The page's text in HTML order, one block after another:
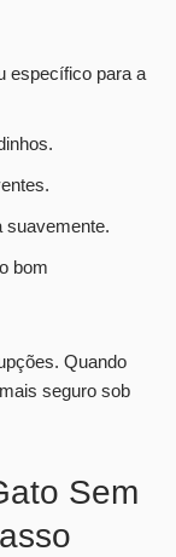
específico para a
suavemente.
bom
Quando
seguro sob
Sem